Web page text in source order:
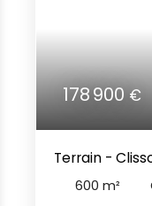
178 900€
Terrain -
600 m²